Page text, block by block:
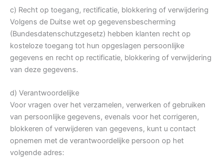
c) Recht op toegang, rectificatie, blokkering of verwijdering
Volgens de Duitse wet op gegevensbescherming
(Bundesdatenschutzgesetz) hebben klanten recht op
kosteloze toegang tot hun opgeslagen persoonlijke
gegevens en recht op rectificatie, blokkering of verwijdering
van deze gegevens.
d) Verantwoordelijke
Voor vragen over het verzamelen, verwerken of gebruiken
van persoonlijke gegevens, evenals voor het corrigeren,
blokkeren of verwijderen van gegevens, kunt u contact
opnemen met de verantwoordelijke persoon op het
volgende adres: